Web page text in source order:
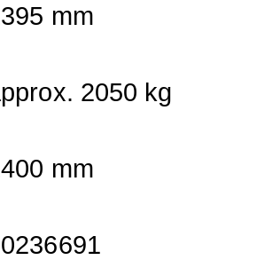
mm
2050 kg
mm